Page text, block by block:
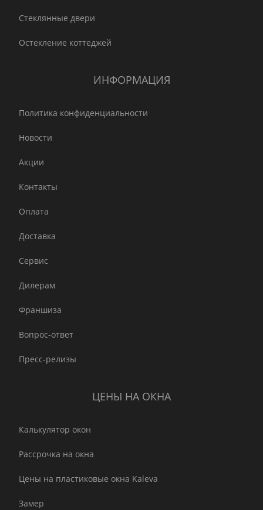
Стеклянные двери
Остекление коттеджей
ИНФОРМАЦИЯ
Политика конфиденциальности
Новости
Акции
Контакты
Оплата
Доставка
Сервис
Дилерам
Франшиза
Вопрос-ответ
Пресс-релизы
ЦЕНЫ НА ОКНА
Калькулятор окон
Рассрочка на окна
Цены на пластиковые окна Kaleva
Замер